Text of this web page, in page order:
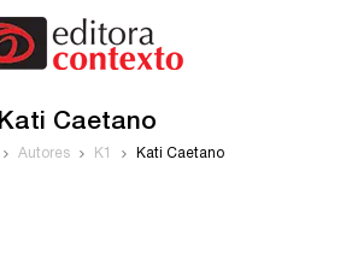
Kati Caetano
Autores K1 Kati Caetano